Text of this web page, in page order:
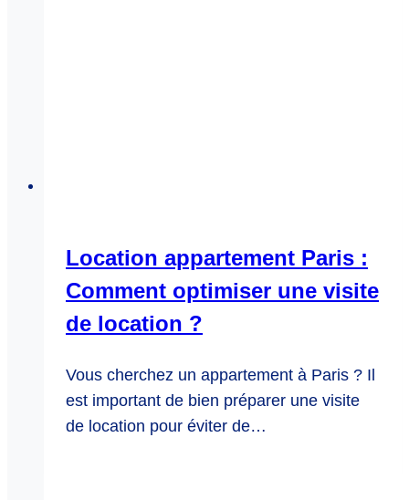
Location appartement Paris :
Comment optimiser une visite
de location ?
Vous cherchez un appartement à Paris ? Il
est important de bien préparer une visite
de location pour éviter de…